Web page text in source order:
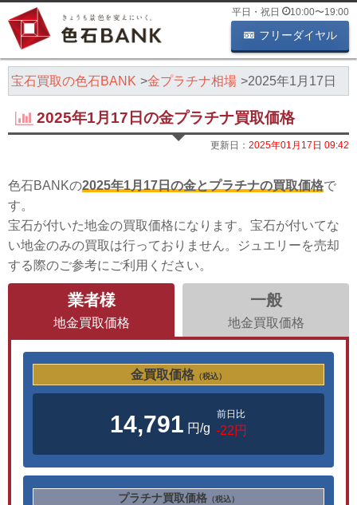
平日・祝日 10:00〜19:00
フリーダイヤル
宝石買取の色石BANK 金プラチナ相場 2025年1月17日
2025年1月17日の金プラチナ買取価格
更新日： 2025年01月17日 09:42
色石BANKの2025年1月17日の金とプラチナの買取価格で
す。
宝石が付いた地金の買取価格になります。宝石が付いてな
い地金のみの買取は行っておりません。ジュエリーを売却
する際のご参考にご利用ください。
業者様
地金買取価格
一般
地金買取価格
金買取価格 （税込）
14,791 円/g
前日比
-22円
プラチナ買取価格 （税込）